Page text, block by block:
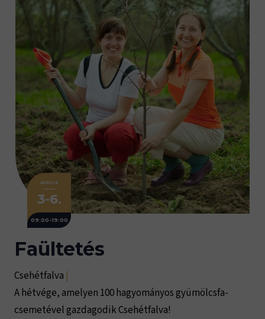
ÁPRILIS
3-6.
09:00-19:00
Faültetés
Csehétfalva |
A hétvége, amelyen 100 hagyományos gyümölcsfa-
csemetével gazdagodik Csehétfalva!